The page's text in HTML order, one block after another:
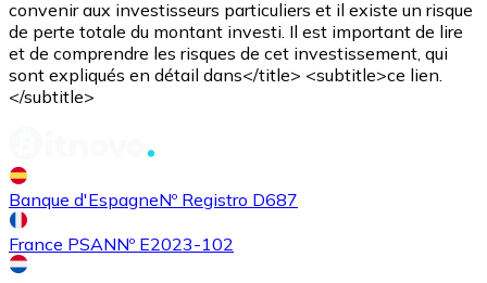
AcheterUniswap avec virement bancaire
UNI
convenir aux investisseurs particuliers et il existe un risque
de perte totale du montant investi. Il est important de lire
et de comprendre les risques de cet investissement, qui
sont expliqués en détail dans</title> <subtitle>ce lien.
</subtitle>
Banque d'EspagneNº Registro D687
France PSANNº E2023-102